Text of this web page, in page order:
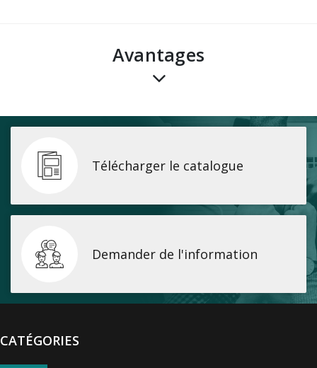
avantages
Télécharger le catalogue
Demander de l'information
CATÉGORIES